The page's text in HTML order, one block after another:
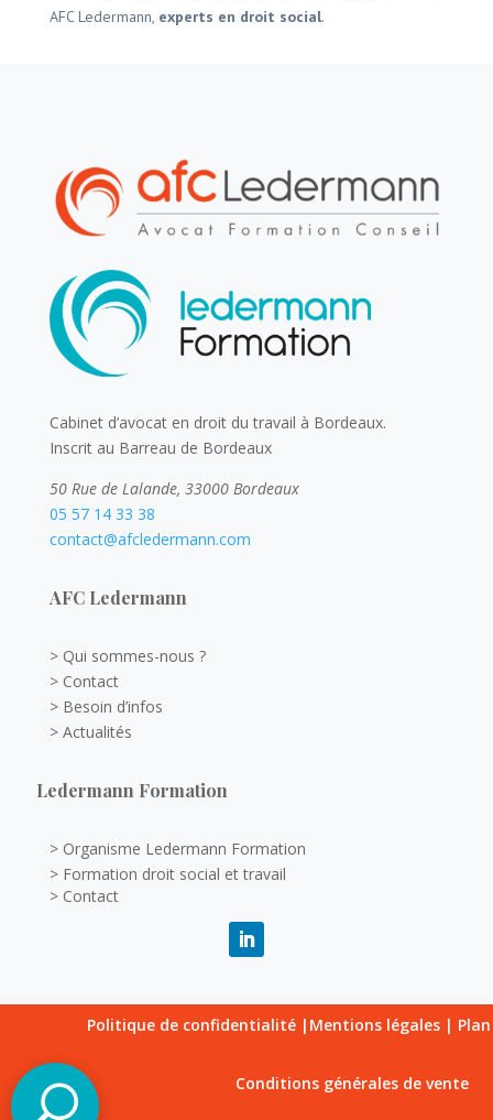
AFC Ledermann, experts en droit social.
Cabinet d’avocat en droit du travail à Bordeaux.
Inscrit au Barreau de Bordeaux
50 Rue de Lalande, 33000 Bordeaux
05 57 14 33 38
contact@afcledermann.com
AFC Ledermann
> Qui sommes-nous ?
> Contact
> Besoin d’infos
> Actualités
Ledermann Formation
> Organisme Ledermann Formation
> Formation droit social et travail
> Contact
Politique de confidentialité | Mentions légales |
Conditions générales de vente